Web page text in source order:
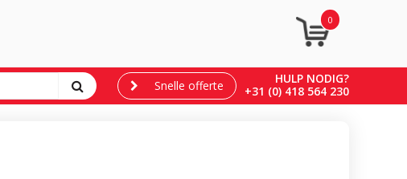
0
HULP NODIG?
+31 (0) 418 564 230
Snelle offerte